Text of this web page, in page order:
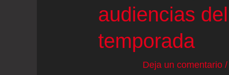
audiencias
temporada
Deja un comentario /